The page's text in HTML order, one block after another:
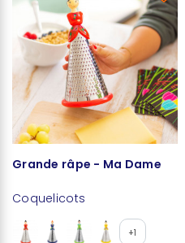
Grande râpe - Ma Dame
Coquelicots
+1